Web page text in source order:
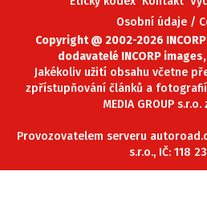
Osobní údaje /
Copyright @ 2002-2026 INCORP
dodavatelé INCORP
Jakékoliv užití obsahu včetne
zpřístupňování článků a fotografií
MEDIA GROUP
Provozovatelem serveru autoroad.cz
s.r.o., IČ: 118